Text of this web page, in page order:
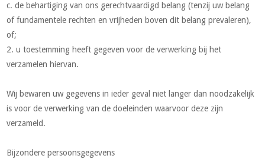
c. de behartiging van ons gerechtvaardigd belang (tenzij uw belang
of fundamentele rechten en vrijheden boven dit belang prevaleren),
of;
2. u toestemming heeft gegeven voor de verwerking bij het
verzamelen hiervan.
Wij bewaren uw gegevens in ieder geval niet langer dan noodzakelijk
is voor de verwerking van de doeleinden waarvoor deze zijn
verzameld.
Bijzondere persoonsgegevens